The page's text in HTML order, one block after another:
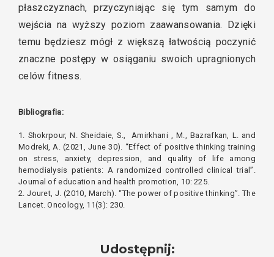
płaszczyznach, przyczyniając się tym samym do
wejścia na wyższy poziom zaawansowania. Dzięki
temu będziesz mógł z większą łatwością poczynić
znaczne postępy w osiąganiu swoich upragnionych
celów fitness.
Bibliografia:
1. Shokrpour, N. Sheidaie, S., Amirkhani , M., Bazrafkan, L. and
Modreki, A. (2021, June 30). “Effect of positive thinking training
on stress, anxiety, depression, and quality of life among
hemodialysis patients: A randomized controlled clinical trial”.
Journal of education and health promotion, 10: 225.
2. Jouret, J. (2010, March).“The power of positive thinking”. The
Lancet. Oncology, 11(3): 230.
Udostępnij: